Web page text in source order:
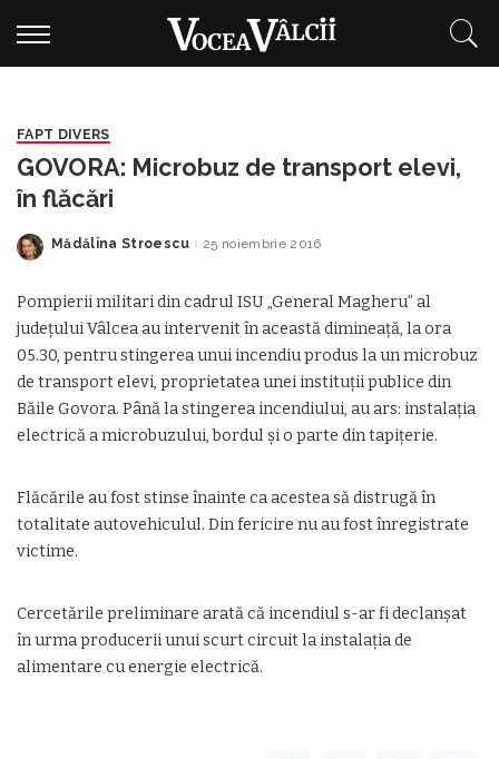
FAPT DIVERS
GOVORA: Microbuz de transport elevi,
în flăcări
Posted
Mădălina Stroescu 25 noiembrie 2016
Pompierii militari din cadrul ISU „General Magheru” al
județului Vâlcea au intervenit în această dimineaţă, la ora
05.30, pentru stingerea unui incendiu produs la un microbuz
de transport elevi, proprietatea unei instituții publice din
Băile Govora. Până la stingerea incendiului, au ars: instalația
electrică a microbuzului, bordul și o parte din tapițerie.
Flăcările au fost stinse înainte ca acestea să distrugă în
totalitate autovehiculul. Din fericire nu au fost înregistrate
victime.
Cercetările preliminare arată că incendiul s-ar fi declanșat
în urma producerii unui scurt circuit la instalația de
alimentare cu energie electrică.